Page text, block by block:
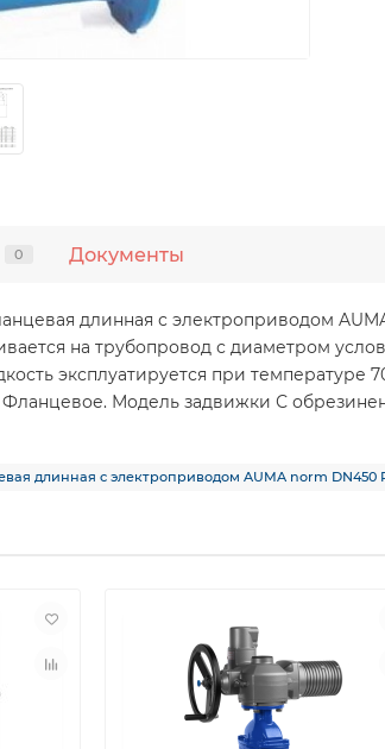
0 Документы
длинная с электроприводом
на трубопровод с диаметром
эксплуатируется при температуре
Фланцевое. Модель задвижки С
длинная с электроприводом AUMA norm DN450